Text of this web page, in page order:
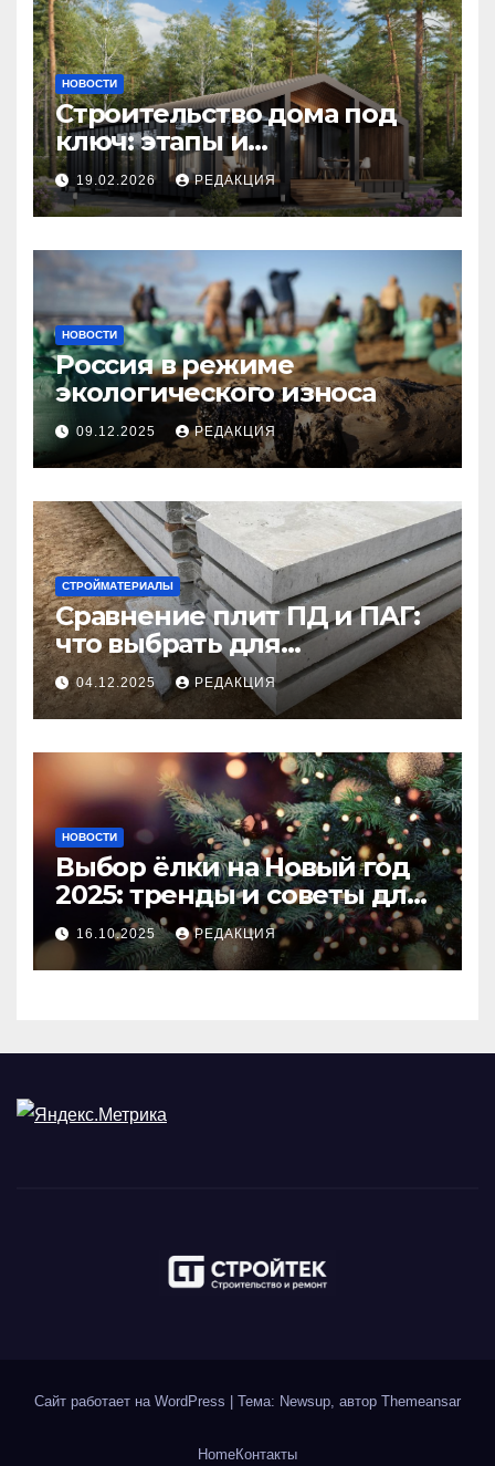
НОВОСТИ
Строительство дома под
ключ: этапы и
планирование бюджета
19.02.2026 РЕДАКЦИЯ
НОВОСТИ
Россия в режиме
экологического износа
09.12.2025 РЕДАКЦИЯ
СТРОЙМАТЕРИАЛЫ
Сравнение плит ПД и ПАГ:
что выбрать для
долговечного и прочного
покрытия
04.12.2025 РЕДАКЦИЯ
НОВОСТИ
Выбор ёлки на Новый год
2025: тренды и советы для
идеального праздника
16.10.2025 РЕДАКЦИЯ
Сайт работает на WordPress | Тема: Newsup, автор Themeansar
HomeКонтакты